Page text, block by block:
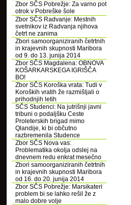
Zbor SČS Pobrežje: Za varno pot
otrok v Pobreške šole
Zbor SČS Radvanje: Mestnih
svetnikov iz Radvanja njihova
četrt ne zanima
Zbori samoorganiziranih četrtnih
in krajevnih skupnosti Maribora
od 9. do 13. junija 2014
Zbor SČS Magdalena: OBNOVA
KOŠARKARSKEGA IGRIŠČA
BO!
Zbor SČS Koroška vrata: Tudi v
Koroških vratih že razmišljali o
prihodnjih letih
SČS Studenci: Na jutrišnji javni
tribuni o podaljšku Ceste
Proleterskih brigad mimo
Qlandije, ki bi občutno
razbremenila Studence
Zbor SČS Nova vas:
Problematika okolja odslej na
dnevnem redu enkrat mesečno
Zbori samoorganiziranih četrtnih
in krajevnih skupnosti Maribora
od 16. do 20. junija 2014
Zbor SČS Pobrežje: Marsikateri
problem bi se lahko rešil že z
malo dobre volje